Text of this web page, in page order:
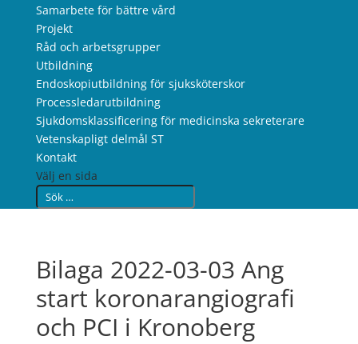
Samarbete för bättre vård
Projekt
Råd och arbetsgrupper
Utbildning
Endoskopiutbildning för sjuksköterskor
Processledarutbildning
Sjukdomsklassificering för medicinska sekreterare
Vetenskapligt delmål ST
Kontakt
Välj en sida
Bilaga 2022-03-03 Ang
start koronarangiografi
och PCI i Kronoberg